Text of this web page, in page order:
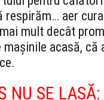
respirăm… aer
mult decât
acasă,
NU SE